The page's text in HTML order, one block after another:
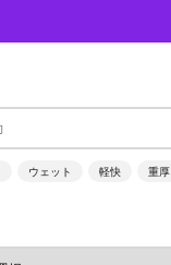
ウェット 軽快 重厚